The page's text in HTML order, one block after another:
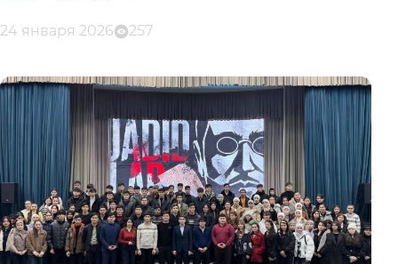
24 января 2026 257